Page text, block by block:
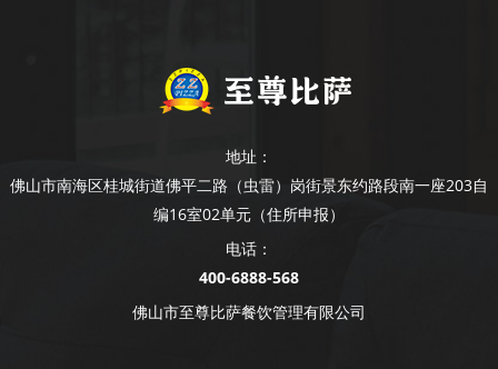
地址：
佛山市南海区桂城街道佛平二路（虫雷）岗街景东约路段南一座203自
编16室02单元（住所申报）
电话：
400-6888-568
佛山市至尊比萨餐饮管理有限公司